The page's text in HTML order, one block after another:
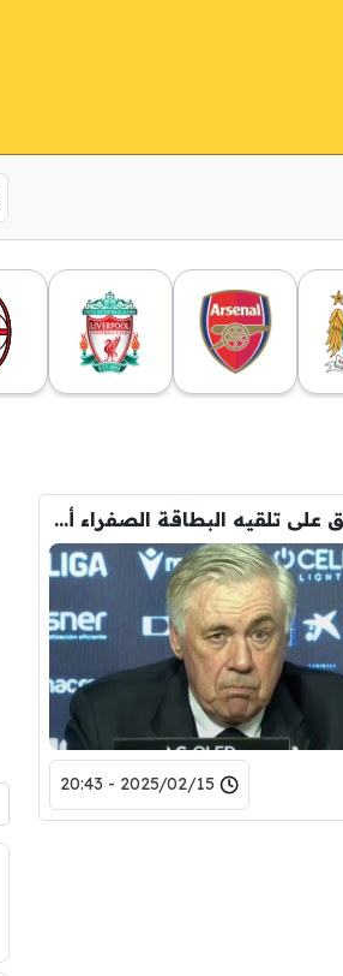
أنشيلوتي يعلق على تلقيه البطاقة الصفراء أمام اوساسونا
2025/02/15 - 20:43